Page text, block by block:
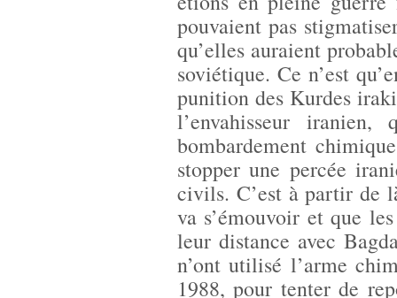
pouvaient pas
qu’elles auraient
soviétique. Ce n’est
punition des Kurdes
l’envahisseur
bombardement
stopper une percée
civils. C’est à partir de
va s’émouvoir et que
leur distance avec
n’ont utilisé l’arme
1988, pour tenter de